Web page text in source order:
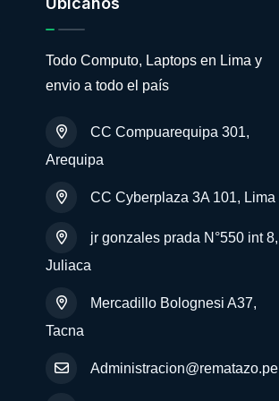
Todo Computo, Laptops en Lima y
envio a todo el país
CC Compuarequipa 301,
Arequipa
CC Cyberplaza 3A 101, Lima
jr gonzales prada N°550 int 8,
Juliaca
Mercadillo Bolognesi A37,
Tacna
Administracion@rematazo.pe